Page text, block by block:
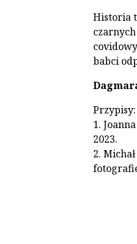
Historia
babci
Przypisy:
1.
2023.
2.